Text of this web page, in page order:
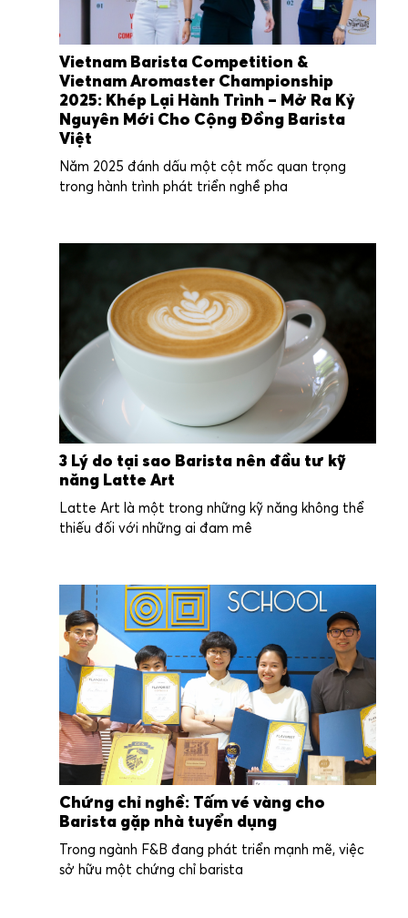
Vietnam Barista Competition &
Vietnam Aromaster Championship
2025: Khép Lại Hành Trình – Mở Ra Kỷ
Nguyên Mới Cho Cộng Đồng Barista
Việt
Năm 2025 đánh dấu một cột mốc quan trọng
trong hành trình phát triển nghề pha
3 Lý do tại sao Barista nên đầu tư kỹ
năng Latte Art
Latte Art là một trong những kỹ năng không thể
thiếu đối với những ai đam mê
Chứng chỉ nghề: Tấm vé vàng cho
Barista gặp nhà tuyển dụng
Trong ngành F&B đang phát triển mạnh mẽ, việc
sở hữu một chứng chỉ barista